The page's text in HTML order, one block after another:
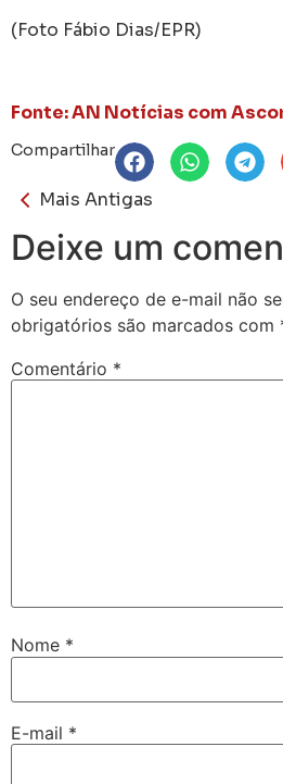
(Foto Fábio Dias/EPR)
Fonte: AN Notícias com
Compartilhar
Mais Antigas
Deixe um
O seu endereço de e-mail não
obrigatórios são marcados com
Comentário *
Nome *
E-mail *